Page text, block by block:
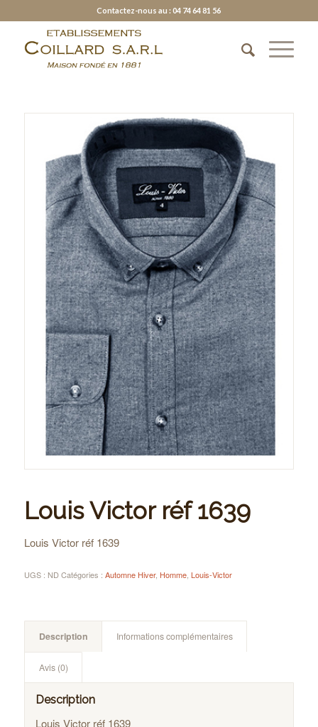
Contactez-nous au : 04 74 64 81 56
Louis Victor réf 1639
Louis Victor réf 1639
UGS : ND Catégories : Automne Hiver, Homme, Louis-Victor
Description Informations complémentaires
Avis (0)
Description
Louis Victor réf 1639